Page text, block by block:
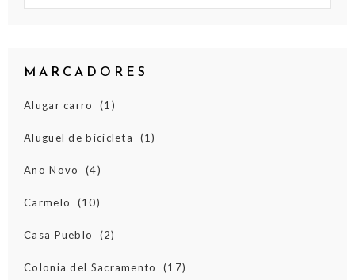
MARCADORES
Alugar carro (1)
Aluguel de bicicleta (1)
Ano Novo (4)
Carmelo (10)
Casa Pueblo (2)
Colonia del Sacramento (17)